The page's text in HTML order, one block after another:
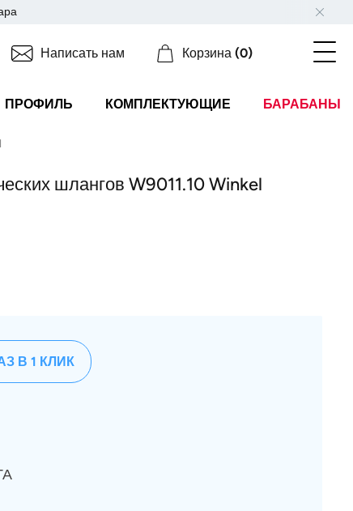
Написать нам Корзина (0)
ПРОФИЛЬ КОМПЛЕКТУЮЩИЕ БАРАБАНЫ
шлангов W9011.10 Winkel
В 1 КЛИК